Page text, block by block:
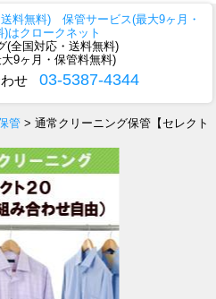
(全国対応・送料無料)
9ヶ月・保管料無料)
せ 03-5387-4344
管 > 通常クリーニング保管【セレクト